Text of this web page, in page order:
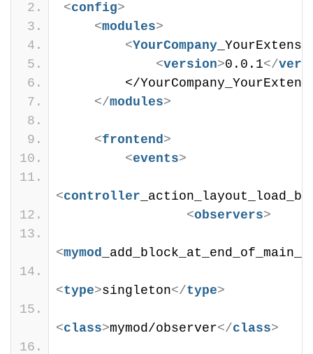
<config>
<modules>
<YourCompany
<version>0.0.1</
</
</modules>
<frontend>
<events>
<controller
<observers>
<mymod
<type>singleton</type>
<class>mymod/observer</class>